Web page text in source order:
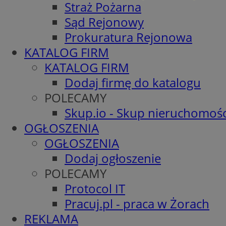
Straż Pożarna
Sąd Rejonowy
Prokuratura Rejonowa
KATALOG FIRM
KATALOG FIRM
Dodaj firmę do katalogu
POLECAMY
Skup.io - Skup
OGŁOSZENIA
OGŁOSZENIA
Dodaj ogłoszenie
POLECAMY
Protocol IT
Pracuj.pl - praca w Żorach
REKLAMA